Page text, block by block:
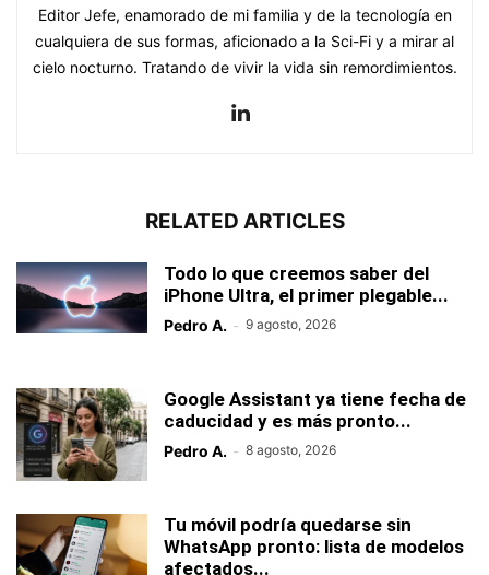
Editor Jefe, enamorado de mi familia y de la tecnología en
cualquiera de sus formas, aficionado a la Sci-Fi y a mirar al
cielo nocturno. Tratando de vivir la vida sin remordimientos.
RELATED ARTICLES
Todo lo que creemos saber del
iPhone Ultra, el primer plegable...
Pedro A. - 9 agosto, 2026
Google Assistant ya tiene fecha de
caducidad y es más pronto...
Pedro A. - 8 agosto, 2026
Tu móvil podría quedarse sin
WhatsApp pronto: lista de modelos
afectados...